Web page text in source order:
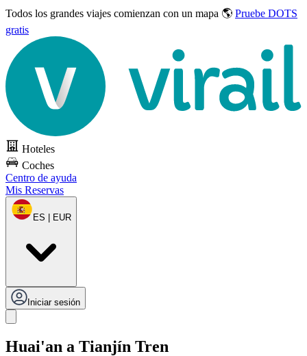
Todos los grandes viajes comienzan con un mapa 🌎 Pruebe DOTS
gratis
Hoteles
Coches
Centro de ayuda
Mis Reservas
ES | EUR
Iniciar sesión
Huai'an a Tianjín Tren